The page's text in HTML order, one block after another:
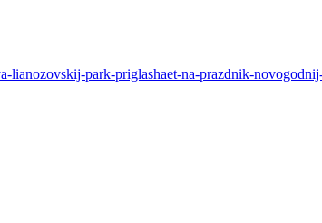
lianozovskij-park-priglashaet-na-prazdnik-